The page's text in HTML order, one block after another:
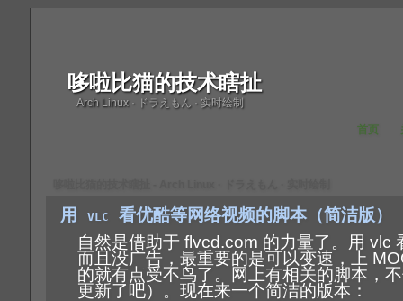
哆啦比猫的技术瞎扯
Arch Linux · ドラえもん · 实时绘制
首页
用 vlc 看优酷等网络视频的脚本（简洁版）
自然是借助于 flvcd.com 的力量了。用 vlc
而且没广告，最重要的是可以变速，上
的就有点受不鸟了。网上有相关的脚本，
更新了吧）。现在来一个简洁的版本：